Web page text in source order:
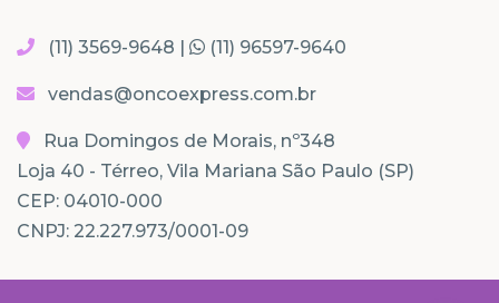
(11) 3569-9648 | (11) 96597-9640
vendas@oncoexpress.com.br
Rua Domingos de Morais, nº348
Loja 40 - Térreo, Vila Mariana São Paulo (SP)
CEP: 04010-000
CNPJ: 22.227.973/0001-09